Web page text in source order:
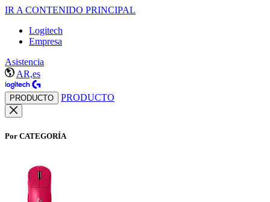
IR A CONTENIDO PRINCIPAL
Logitech
Empresa
Asistencia
AR,es
PRODUCTO PRODUCTO
Por CATEGORÍA